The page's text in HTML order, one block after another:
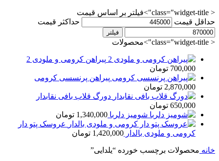
< class="widget-title">فیلتر بر اساس قیمت
حداقل قیمت
حداکثر قیمت
فیلتر
< class="widget-title">محصولات
پیراهن کرومی و ملودی 2
700,000 تومان
پیراهن پرنسسی کرومی
2,870,000 تومان
دورگ قلاب بافی نقابدار
650,000 تومان
شومیز دلربا 1,340,000 تومان
عروسک پتو دار
کرومی و ملودی بالدار 1,420,000 تومان
خانه محصولات برچسب خورده “یلدایی”